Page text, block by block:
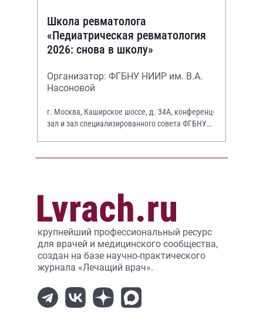
Школа ревматолога
«Педиатрическая ревматология
2026: снова в школу»
Организатор: ФГБНУ НИИР им. В.А.
Насоновой
г. Москва, Каширское шоссе, д. 34А, конференц-
зал и зал специализированного совета ФГБНУ
крупнейший профессиональный ресурс
для врачей и медицинского сообщества,
создан на базе научно-практического
журнала «Лечащий врач».